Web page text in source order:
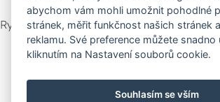
Rychlý kontakt
Zákaznický servis Vyzvednutí
abychom vám mohli umožnit pohodlné
stránek, měřit funkčnost našich stránek
reklamu. Své preference můžete snadno
kliknutím na Nastavení souborů cookie.
Souhlasím se vším